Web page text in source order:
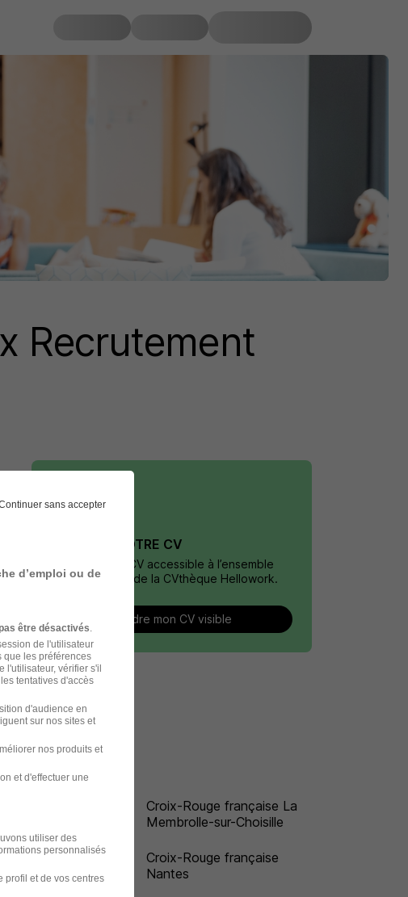
Recrutement
DÉPOSEZ VOTRE CV
Rendez votre CV accessible à l’ensemble
des recruteurs de la CVthèque Hellowork.
Rendre mon CV visible
Croix-Rouge française La
Membrolle-sur-Choisille
Croix-Rouge française
Nantes
sans accepter
d’emploi ou de
être désactivés.
de l'utilisateur
que les préférences
l'utilisateur, vérifier s'il
tentatives d'accès
d'audience en
sur nos sites et
nos produits et
et d'effectuer une
utiliser des
personnalisés
profil et de vos centres